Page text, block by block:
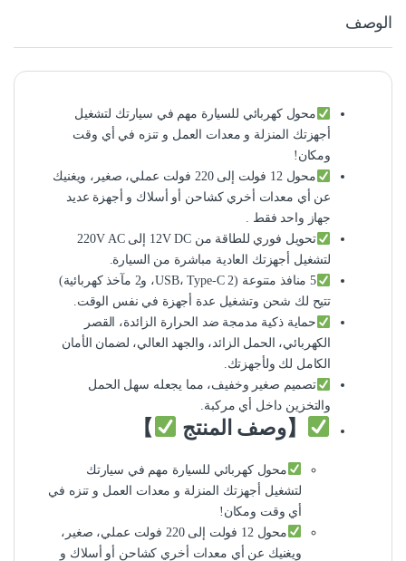
الوصف
محول كهربائي للسيارة مهم في سيارتك لتشغيل
أجهزتك المنزلة و معدات العمل و تنزه في أي وقت
ومكان!
محول 12 فولت إلى 220 فولت عملي، صغير، ويغنيك
عن أي معدات أخري كشاحن أو أسلاك و أجهزة عديد
جهاز واحد فقط .
تحويل فوري للطاقة من 12V DC إلى 220V AC
لتشغيل أجهزتك العادية مباشرة من السيارة.
5 منافذ متنوعة (2 USB، Type-C، و2 مآخذ كهربائية)
تتيح لك شحن وتشغيل عدة أجهزة في نفس الوقت.
حماية ذكية مدمجة ضد الحرارة الزائدة، القصر
الكهربائي، الحمل الزائد، والجهد العالي، لضمان الأمان
الكامل لك ولأجهزتك.
تصميم صغير وخفيف، مما يجعله سهل الحمل
والتخزين داخل أي مركبة.
【وصف المنتج 】
محول كهربائي للسيارة مهم في سيارتك
لتشغيل أجهزتك المنزلة و معدات العمل و تنزه في
أي وقت ومكان!
محول 12 فولت إلى 220 فولت عملي، صغير،
ويغنيك عن أي معدات أخري كشاحن أو أسلاك و